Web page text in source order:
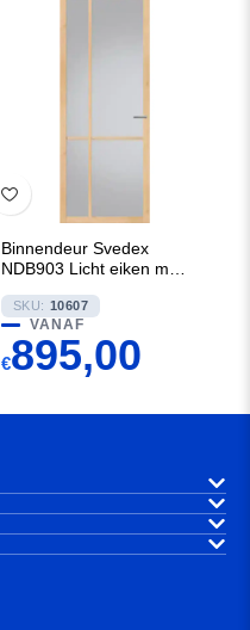
Binnendeur Svedex
NDB903 Licht eiken met
SKU: 10607
VANAF
€895,00